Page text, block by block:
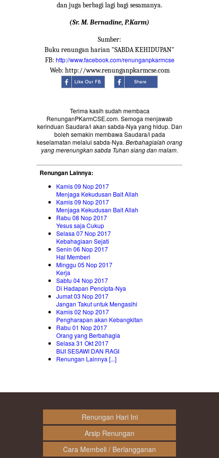
dan juga berbagi lagi bagi sesamanya.
(Sr. M. Bernadine, P.Karm)
Sumber:
Buku renungan harian "SABDA KEHIDUPAN"
FB: http://www.facebook.com/renunganpkarmcse
Web: http://www.renunganpkarmcse.com
Terima kasih sudah membaca
RenunganPKarmCSE.com. Semoga menjawab
kerinduan Saudara/i akan sabda-Nya yang hidup. Dan
boleh semakin membawa Saudara/i pada
keselamatan melalui sabda-Nya. Berbahagialah orang
yang merenungkan sabda Tuhan siang dan malam.
Renungan Lainnya:
Kamis 09 Nop 2017
Menjaga Kekudusan Bait Allah
Kamis 09 Nop 2017
Menjaga Kekudusan Bait Allah
Rabu 08 Nop 2017
Yesus saja Cukup
Selasa 07 Nop 2017
Kebahagiaan Sejati
Senin 06 Nop 2017
Hal Memberi
Minggu 05 Nop 2017
Kerja
Sabtu 04 Nop 2017
Di Hadapan Pencipta-Nya
Jumat 03 Nop 2017
Jangan Takut untuk Mengasihi
Kamis 02 Nop 2017
Pengharapan akan Kebangkitan
Rabu 01 Nop 2017
Orang yang Berbahagia
Selasa 31 Okt 2017
BIJI SESAWI DAN RAGI
Renungan Lainnya [...]
Renungan Hari Ini
Arsip Renungan
Cara Membeli / Berlangganan